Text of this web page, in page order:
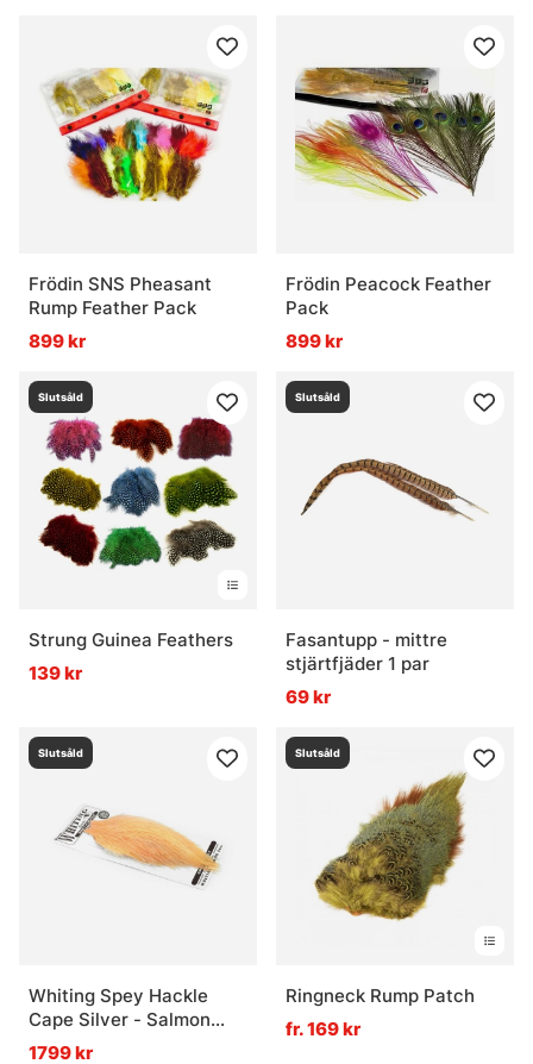
Frödin SNS Pheasant
Rump Feather Pack
899 kr
Frödin Peacock Feather
Pack
899 kr
Slutsåld
Strung Guinea Feathers
139 kr
Slutsåld
Fasantupp - mittre
stjärtfjäder 1 par
69 kr
Slutsåld
Whiting Spey Hackle
Cape Silver - Salmon
Pink
1799 kr
Slutsåld
Ringneck Rump Patch
fr. 169 kr